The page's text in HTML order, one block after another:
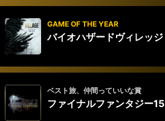
GAME OF THE YEAR
バイオハザードヴィレッジ
ベスト旅、仲間っていいな賞
ファイナルファンタジー15